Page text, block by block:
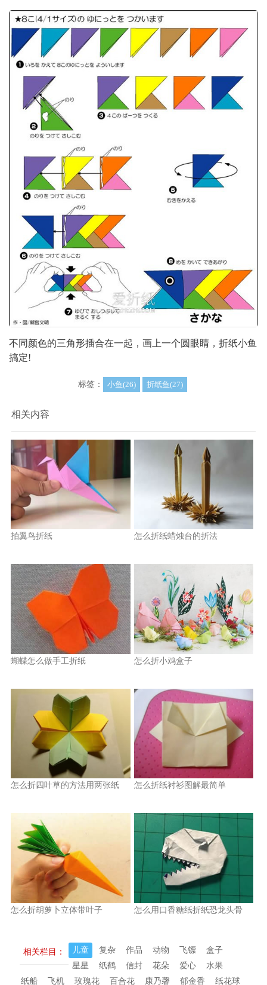
不同颜色的三角形插合在一起，画上一个圆眼睛，折纸小鱼
搞定!
标签： 小鱼(26) 折纸鱼(27)
相关内容
拍翼鸟折纸 怎么折纸蜡烛台的折法
蝴蝶怎么做手工折纸 怎么折小鸡盒子
怎么折四叶草的方法用两张纸 怎么折纸衬衫图解最简单
怎么折胡萝卜立体带叶子 怎么用口香糖纸折纸恐龙头骨
相关栏目： 儿童 复杂 作品 动物 飞镖
盒子
星星
纸鹤 信封 花朵 爱心
水果
纸船
飞机 玫瑰花 百合花 康乃馨 郁金香 纸花球